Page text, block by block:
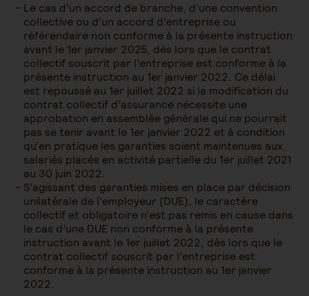
Le cas d’un accord de branche, d’une convention
collective ou d’un accord d’entreprise ou
référendaire non conforme à la présente instruction
avant le 1er janvier 2025, dès lors que le contrat
collectif souscrit par l’entreprise est conforme à la
présente instruction au 1er janvier 2022. Ce délai
est repoussé au 1er juillet 2022 si la modification du
contrat collectif d’assurance nécessite une
approbation en assemblée générale qui ne pourrait
pas se tenir avant le 1er janvier 2022 et à condition
qu’en pratique les garanties soient maintenues aux
salariés placés en activité partielle du 1er juillet 2021
au 30 juin 2022.
S’agissant des garanties mises en place par décision
unilatérale de l’employeur (DUE), le caractère
collectif et obligatoire n’est pas remis en cause dans
le cas d’une DUE non conforme à la présente
instruction avant le 1er juillet 2022, dès lors que le
contrat collectif souscrit par l’entreprise est
conforme à la présente instruction au 1er janvier
2022.